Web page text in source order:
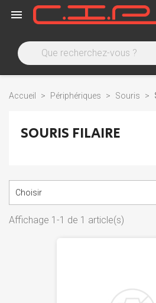

Accueil Périphériques Souris
SOURIS FILAIRE
Choisir
Affichage 1-1 de 1 article(s)